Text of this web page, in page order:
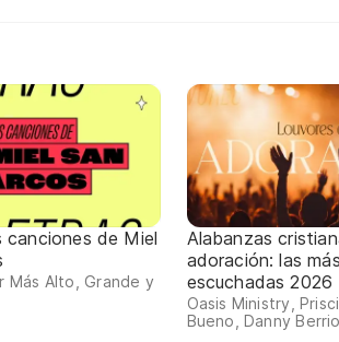
canciones de Miel
Más Alto, Grande y
Alabanzas
adoración: las más
escuchadas 2026
Oasis Ministry,
Bueno, Danny